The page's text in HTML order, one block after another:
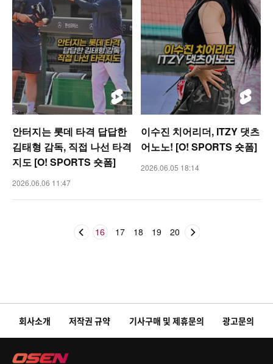
안터지는 롯데 타격 답답한
김태형 감독, 직접 나선 타격
지도 [O! SPORTS 숏폼]
2026.06.06 11:47
이수진 치어리더, ITZY 댓츠
어노노! [O! SPORTS 숏폼]
2026.06.05 18:14
16 17 18 19 20
회사소개 저작권 규약 기사구매 및 제휴문의 광고문의